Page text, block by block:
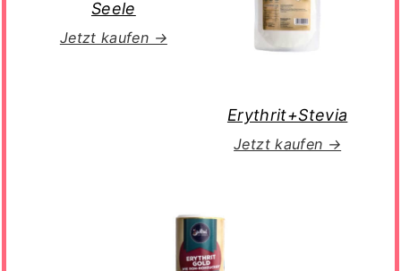
Seele
Jetzt kaufen →
Erythrit+Stevia
Jetzt kaufen →